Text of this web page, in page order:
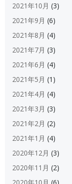
2021年10月 (3)
2021年9月 (6)
2021年8月 (4)
2021年7月 (3)
2021年6月 (4)
2021年5月 (1)
2021年4月 (4)
2021年3月 (3)
2021年2月 (2)
2021年1月 (4)
2020年12月 (3)
2020年11月 (2)